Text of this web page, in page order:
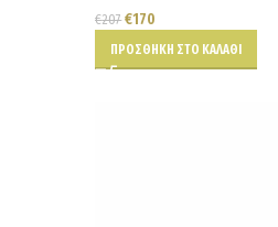
€207 €170
ΠΡΟΣΘΉΚΗ ΣΤΟ ΚΑΛΆΘΙ